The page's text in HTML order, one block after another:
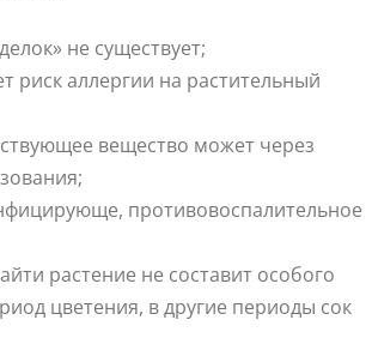
не существует;
риск аллергии на растительный
вещество может через
противовоспалительное
растение не составит особого
цветения, в другие периоды сок